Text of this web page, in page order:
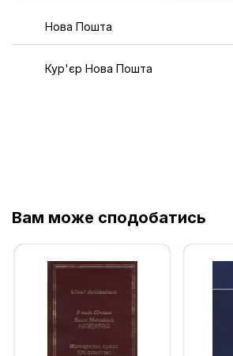
Нова Пошта
Кур'єр Нова Пошта
Вам може сподобатись